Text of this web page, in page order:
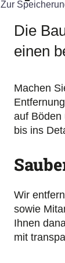
Zur
Die
einen
Machen
auf Böden
bis ins
Wir
sowie
Ihnen
mit